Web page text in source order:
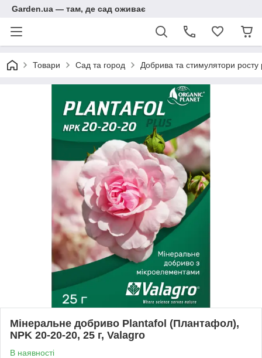
Garden.ua — там, де сад оживає
Товари Сад та город Добрива та стимулятори росту
Мінеральне добриво Plantafol (Плантафол),
NPK 20-20-20, 25 г, Valagro
В наявності